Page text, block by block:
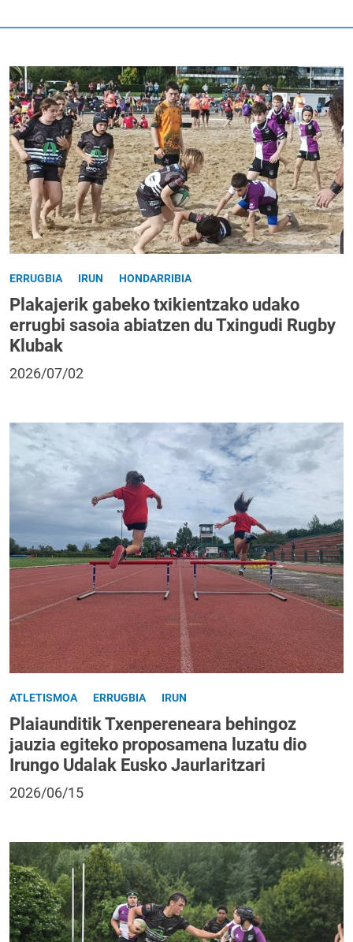
ERRUGBIA IRUN HONDARRIBIA
Plakajerik gabeko txikientzako udako
errugbi sasoia abiatzen du Txingudi Rugby
Klubak
2026/07/02
ATLETISMOA ERRUGBIA IRUN
Plaiaunditik Txenpereneara behingoz
jauzia egiteko proposamena luzatu dio
Irungo Udalak Eusko Jaurlaritzari
2026/06/15